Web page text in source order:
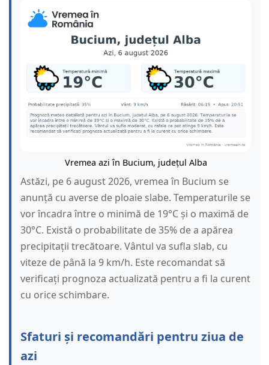
Vremea azi în Bucium, județul Alba
Astăzi, pe 6 august 2026, vremea în Bucium se
anunță cu averse de ploaie slabe. Temperaturile se
vor încadra între o minimă de 19°C și o maximă de
30°C. Există o probabilitate de 35% de a apărea
precipitații trecătoare. Vântul va sufla slab, cu
viteze de până la 9 km/h. Este recomandat să
verificați prognoza actualizată pentru a fi la curent
cu orice schimbare.
Sfaturi și recomandări pentru ziua de
azi